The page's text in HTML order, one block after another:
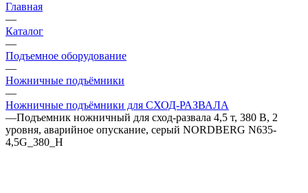
Главная
—
Каталог
—
Подъемное оборудование
—
Ножничные подъёмники
—
Ножничные подъёмники для СХОД-РАЗВАЛА
—Подъемник ножничный для сход-развала 4,5 т, 380 В, 2
уровня, аварийное опускание, серый NORDBERG N635-
4,5G_380_H